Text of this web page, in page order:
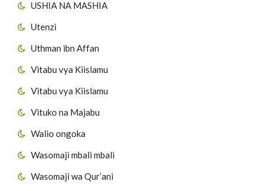
USHIA NA MASHIA
Utenzi
Uthman ibn Affan
Vitabu vya Kiislamu
Vitabu vya Kiislamu
Vituko na Majabu
Walio ongoka
Wasomaji mbali mbali
Wasomaji wa Qur’ani